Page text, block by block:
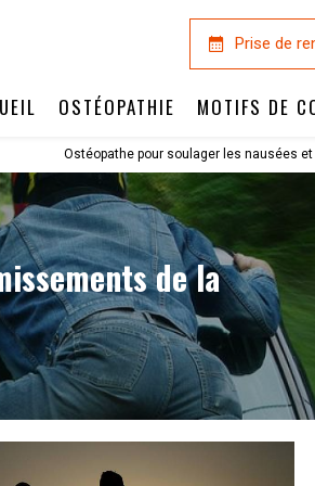
Prise de
OSTÉOPATHIE MOTIFS DE
Ostéopathe pour soulager les nausées
de la